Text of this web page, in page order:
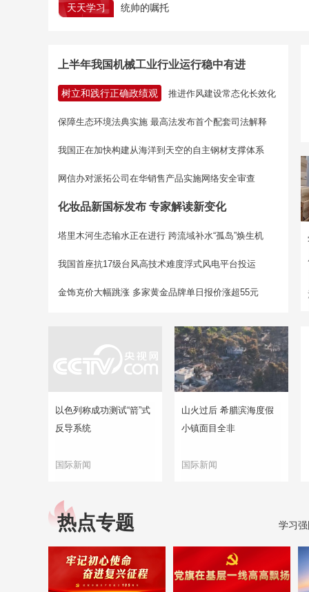
天天学习 统帅的嘱托
上半年我国机械工业行业运行稳中有进
树立和践行正确政绩观 推进作风建设常态化长效化
保障生态环境法典实施 最高法发布首个配套司法解释
我国正在加快构建从海洋到天空的自主钢材支撑体系
网信办对派拓公司在华销售产品实施网络安全审查
化妆品新国标发布 专家解读新变化
塔里木河生态输水正在进行 跨流域补水“孤岛”焕生机
我国首座抗17级台风高技术难度浮式风电平台投运
金饰克价大幅跳涨 多家黄金品牌单日报价涨超55元
以色列称成功测试“箭”式
反导系统
国际新闻
山火过后 希腊滨海度假
小镇面目全非
国际新闻
热点专题 学习